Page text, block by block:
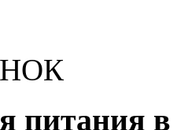
НОК
питания